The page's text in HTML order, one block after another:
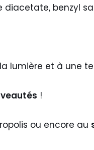
benzyl
lumière et à une
!
ou encore au